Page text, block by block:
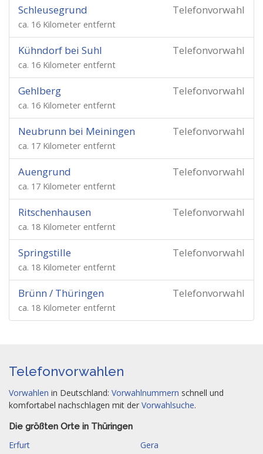
Telefonvorwahl
Schleusegrund
ca. 16 Kilometer entfernt
Telefonvorwahl
Kühndorf bei Suhl
ca. 16 Kilometer entfernt
Telefonvorwahl
Gehlberg
ca. 16 Kilometer entfernt
Telefonvorwahl
Neubrunn bei Meiningen
ca. 17 Kilometer entfernt
Telefonvorwahl
Auengrund
ca. 17 Kilometer entfernt
Telefonvorwahl
Ritschenhausen
ca. 18 Kilometer entfernt
Telefonvorwahl
Springstille
ca. 18 Kilometer entfernt
Telefonvorwahl
Brünn / Thüringen
ca. 18 Kilometer entfernt
Telefonvorwahlen
Vorwahlen in Deutschland: Vorwahlnummern schnell und
komfortabel nachschlagen mit der Vorwahlsuche.
Die größten Orte in Thüringen
Erfurt
Gera